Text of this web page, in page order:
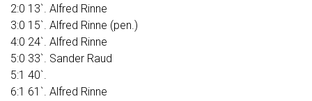
2:0 13`. Alfred Rinne
3:0 15`. Alfred Rinne (pen.)
4:0 24`. Alfred Rinne
5:0 33`. Sander Raud
5:1 40`.
6:1 61`. Alfred Rinne